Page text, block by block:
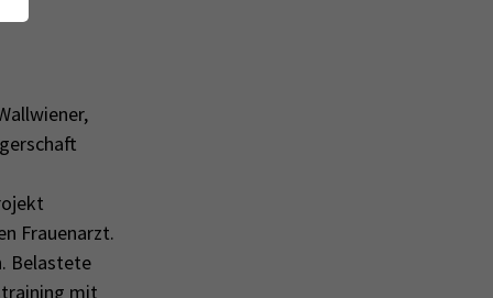
Frauenarzt.
Belastete
mit